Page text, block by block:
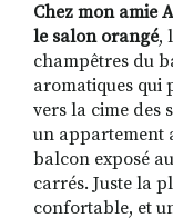
Chez mon amie
le salon orangé,
champêtres du
aromatiques qui
vers la cime des
un appartement
balcon exposé
carrés. Juste la
confortable, et